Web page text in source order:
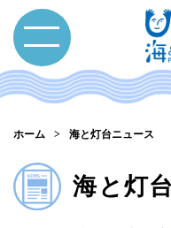
ホーム 海と灯台ニュース
海と灯